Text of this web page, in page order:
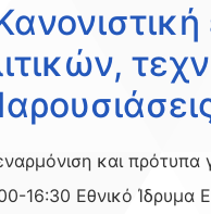
και πρότυπα
16:30 Εθνικό